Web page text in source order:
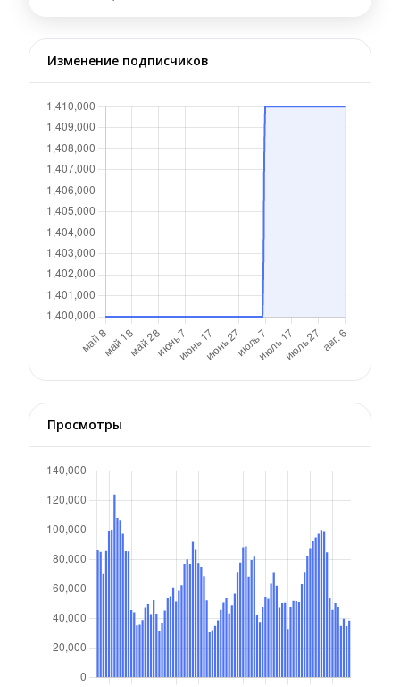
Изменение подписчиков
Просмотры